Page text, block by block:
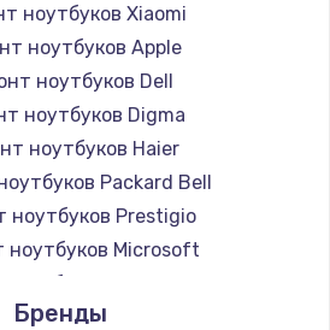
ноутбуков Xiaomi
ноутбуков Apple
ноутбуков Dell
ноутбуков Digma
ноутбуков Haier
Packard Bell
ноутбуков Prestigio
ноутбуков Microsoft
ноутбуков Alienware
ноутбуков Aquarius
Бренды